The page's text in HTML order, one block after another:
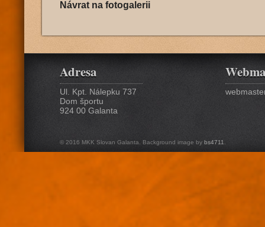
Návrat na fotogalerii
Adresa
Ul. Kpt. Nálepku 737
Dom športu
924 00 Galanta
© 2016 MKK Slovan Galanta. Background image by bs4711